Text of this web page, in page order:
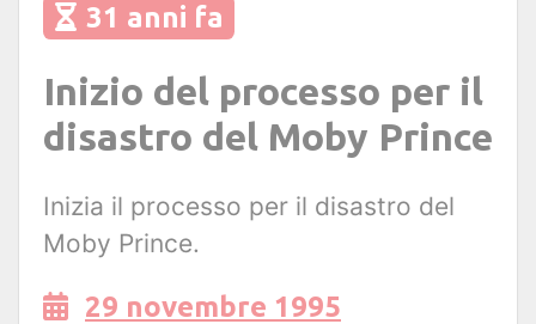
31 anni fa
Inizio del processo per il
disastro del Moby Prince
Inizia il processo per il disastro del
Moby Prince.
29 novembre 1995